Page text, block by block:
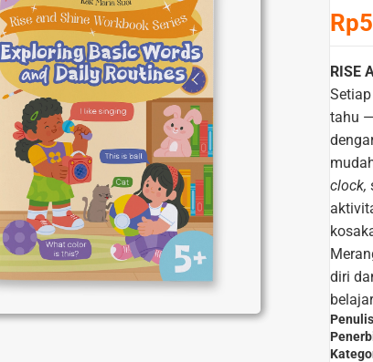
Rp
RISE
tahu
clock,
diri